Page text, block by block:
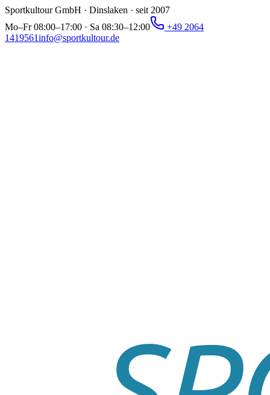
Sportkultour GmbH · Dinslaken · seit 2007
Mo–Fr 08:00–17:00 · Sa 08:30–12:00
+49 2064
1419561info@sportkultour.de